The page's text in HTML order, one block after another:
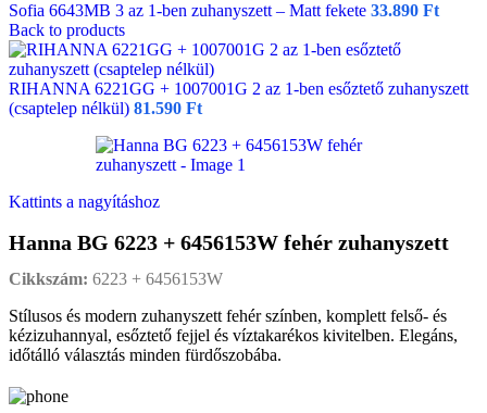
Sofia 6643MB 3 az 1-ben zuhanyszett – Matt fekete 33.890 Ft
Back to products
RIHANNA 6221GG + 1007001G 2 az 1-ben esőztető zuhanyszett
(csaptelep nélkül) 81.590 Ft
Kattints a nagyításhoz
Hanna BG 6223 + 6456153W fehér zuhanyszett
Cikkszám: 6223 + 6456153W
Stílusos és modern zuhanyszett fehér színben, komplett felső- és
kézizuhannyal, esőztető fejjel és víztakarékos kivitelben. Elegáns,
időtálló választás minden fürdőszobába.